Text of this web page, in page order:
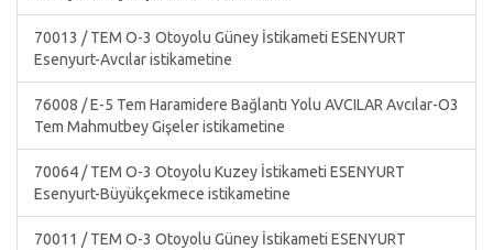
70013 / TEM O-3 Otoyolu Güney İstikameti ESENYURT
Esenyurt-Avcılar istikametine
76008 / E-5 Tem Haramidere Bağlantı Yolu AVCILAR Avcılar-O3
Tem Mahmutbey Gişeler istikametine
70064 / TEM O-3 Otoyolu Kuzey İstikameti ESENYURT
Esenyurt-Büyükçekmece istikametine
70011 / TEM O-3 Otoyolu Güney İstikameti ESENYURT